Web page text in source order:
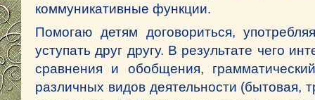
коммуникативные функции.
Помогаю детям договориться,
уступать друг другу. В результате чего
сравнения и обобщения,
различных видов деятельности (бытовая,